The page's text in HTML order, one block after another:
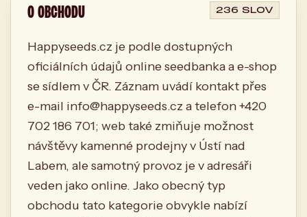
O OBCHODU 236 SLOV
Happyseeds.cz je podle dostupných
oficiálních údajů online seedbanka a e-shop
se sídlem v ČR. Záznam uvádí kontakt přes
e-mail info@happyseeds.cz a telefon +420
702 186 701; web také zmiňuje možnost
návštěvy kamenné prodejny v Ústí nad
Labem, ale samotný provoz je v adresáři
veden jako online. Jako obecný typ
obchodu tato kategorie obvykle nabízí